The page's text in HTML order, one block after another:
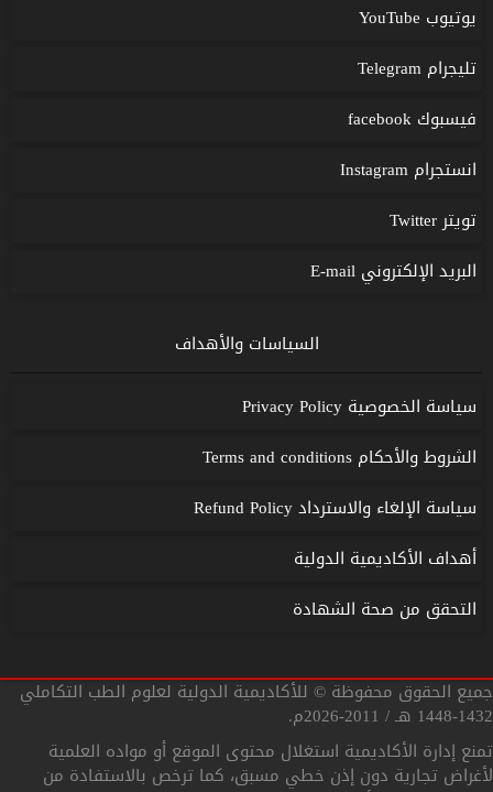
يوتيوب YouTube
تليجرام Telegram
فيسبوك facebook
انستجرام Instagram
تويتر Twitter
البريد الإلكتروني E-mail
السياسات والأهداف
سياسة الخصوصية Privacy Policy
الشروط والأحكام Terms and conditions
سياسة الإلغاء والاسترداد Refund Policy
أهداف الأكاديمية الدولية
التحقق من صحة الشهادة
جميع الحقوق محفوظة © للأكاديمية الدولية لعلوم الطب التكاملي
1432-1448 هـ / 2011-2026م.
تمنع إدارة الأكاديمية استغلال محتوى الموقع أو مواده العلمية
لأغراض تجارية دون إذن خطي مسبق، كما ترخص بالاستفادة من